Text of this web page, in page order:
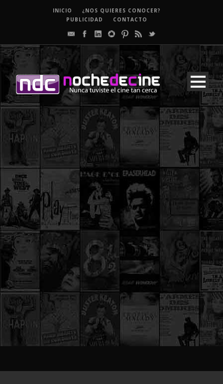
INICIO
¿NOS QUIERES CONOCER?
PUBLICIDAD
CONTACTO